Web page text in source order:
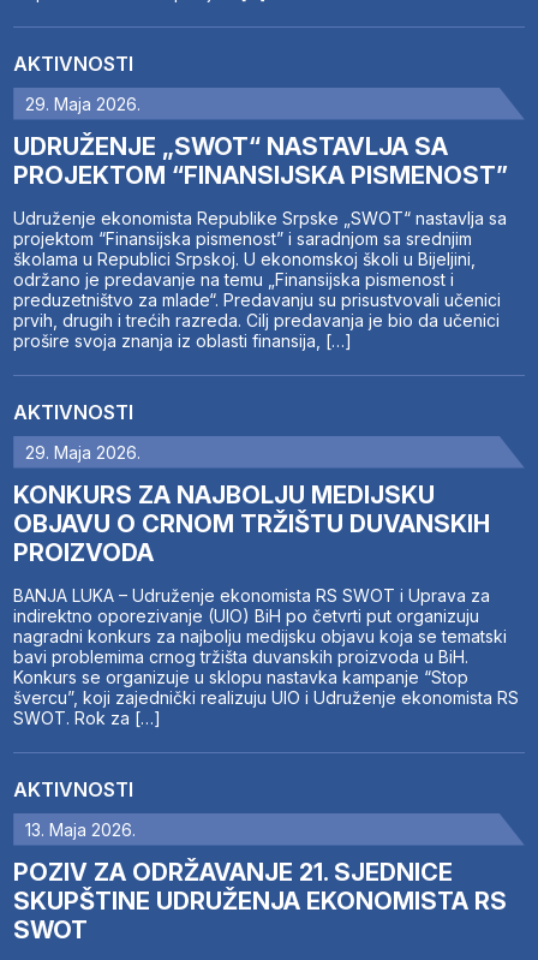
AKTIVNOSTI
29. Maja 2026.
UDRUŽENJE „SWOT“ NASTAVLJA SA
PROJEKTOM “FINANSIJSKA PISMENOST”
Udruženje ekonomista Republike Srpske „SWOT“ nastavlja sa
projektom “Finansijska pismenost” i saradnjom sa srednjim
školama u Republici Srpskoj. U ekonomskoj školi u Bijeljini,
održano je predavanje na temu „Finansijska pismenost i
preduzetništvo za mlade“. Predavanju su prisustvovali učenici
prvih, drugih i trećih razreda. Cilj predavanja je bio da učenici
prošire svoja znanja iz oblasti finansija, […]
AKTIVNOSTI
29. Maja 2026.
KONKURS ZA NAJBOLJU MEDIJSKU
OBJAVU O CRNOM TRŽIŠTU DUVANSKIH
PROIZVODA
BANJA LUKA – Udruženje ekonomista RS SWOT i Uprava za
indirektno oporezivanje (UIO) BiH po četvrti put organizuju
nagradni konkurs za najbolju medijsku objavu koja se tematski
bavi problemima crnog tržišta duvanskih proizvoda u BiH.
Konkurs se organizuje u sklopu nastavka kampanje “Stop
švercu”, koji zajednički realizuju UIO i Udruženje ekonomista RS
SWOT. Rok za […]
AKTIVNOSTI
13. Maja 2026.
POZIV ZA ODRŽAVANJE 21. SJEDNICE
SKUPŠTINE UDRUŽENJA EKONOMISTA RS
SWOT